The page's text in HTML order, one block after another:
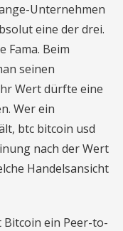
Unternehmen
eine der drei.
Fama. Beim
seinen
Wert dürfte eine
Wer ein
btc bitcoin usd
nach der Wert
Handelsansicht
ein Peer-to-